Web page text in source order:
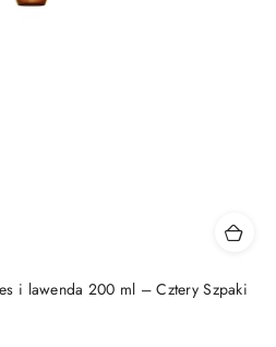
i lawenda 200 ml – Cztery Szpaki